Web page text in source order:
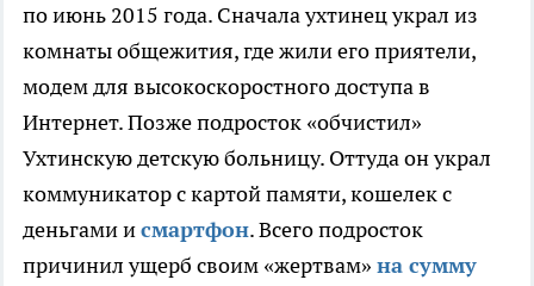
по июнь 2015 года. Сначала ухтинец украл из
комнаты общежития, где жили его приятели,
модем для высокоскоростного доступа в
Интернет. Позже подросток «обчистил»
Ухтинскую детскую больницу. Оттуда он украл
коммуникатор с картой памяти, кошелек с
деньгами исмартфон. Всего подросток
причинил ущерб своим «жертвам» на сумму